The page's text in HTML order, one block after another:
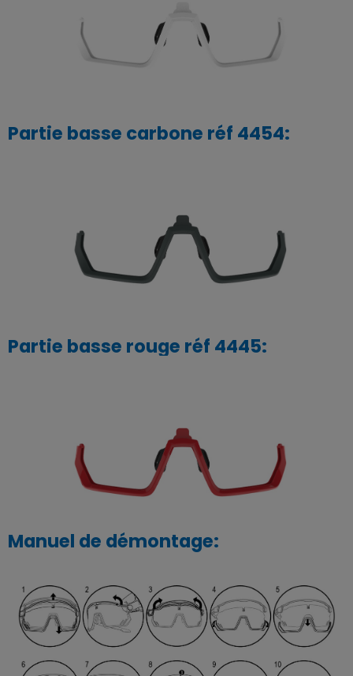
Partie basse carbone réf 4454:
Partie basse rouge réf 4445:
Manuel de démontage: